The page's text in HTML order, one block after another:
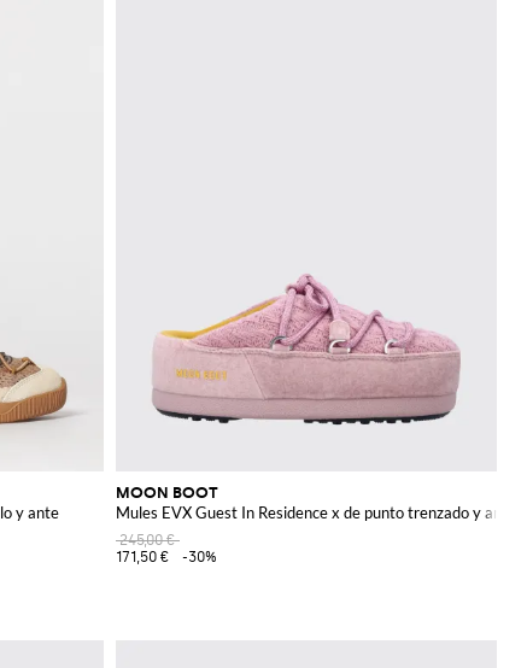
y ante
MOON BOOT
Mules EVX Guest In Residence x de punto trenzado y ante
245,00 €
171,50 €
-30%